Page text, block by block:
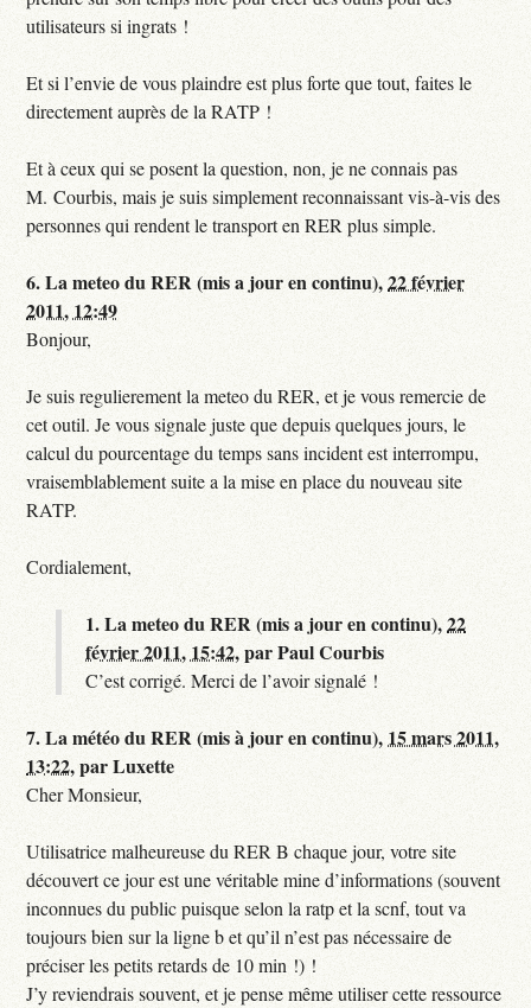
utilisateurs si ingrats !
Et si l’envie de vous plaindre est plus forte que tout, faites le
directement auprès de la RATP !
Et à ceux qui se posent la question, non, je ne connais pas
M. Courbis, mais je suis simplement reconnaissant vis-à-vis des
personnes qui rendent le transport en RER plus simple.
6.La meteo du RER (mis a jour en continu),22 février
2011, 12:49
Bonjour,
Je suis regulierement la meteo du RER, et je vous remercie de
cet outil. Je vous signale juste que depuis quelques jours, le
calcul du pourcentage du temps sans incident est interrompu,
vraisemblablement suite a la mise en place du nouveau site
RATP.
Cordialement,
1.La meteo du RER (mis a jour en continu),22
février 2011, 15:42,parPaul Courbis
C’est corrigé. Merci de l’avoir signalé !
7.La météo du RER (mis à jour en continu), 15 mars 2011,
13:22,parLuxette
Cher Monsieur,
Utilisatrice malheureuse du RER B chaque jour, votre site
découvert ce jour est une véritable mine d’informations (souvent
inconnues du public puisque selon la ratp et la scnf, tout va
toujours bien sur la ligne b et qu’il n’est pas nécessaire de
préciser les petits retards de 10 min !) !
J’y reviendrais souvent, et je pense même utiliser cette ressource